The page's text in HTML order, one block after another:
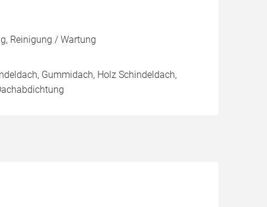
Reinigung / Wartung
Gummidach, Holz Schindeldach,